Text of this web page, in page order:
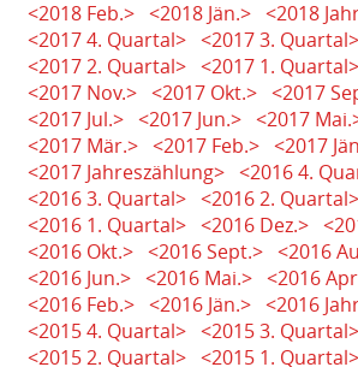
<2018 Feb.> <2018 Jän.> <2018
<2017 4. Quartal> <2017 3. Quartal>
<2017 2. Quartal> <2017 1. Quartal>
<2017 Nov.> <2017 Okt.> <2017
<2017 Jul.> <2017 Jun.> <2017
<2017 Mär.> <2017 Feb.> <2017
<2017 Jahreszählung> <2016 4.
<2016 3. Quartal> <2016 2. Quartal>
<2016 1. Quartal> <2016 Dez.>
<2016 Okt.> <2016 Sept.> <2016
<2016 Jun.> <2016 Mai.> <2016
<2016 Feb.> <2016 Jän.> <2016
<2015 4. Quartal> <2015 3. Quartal>
<2015 2. Quartal> <2015 1. Quartal>